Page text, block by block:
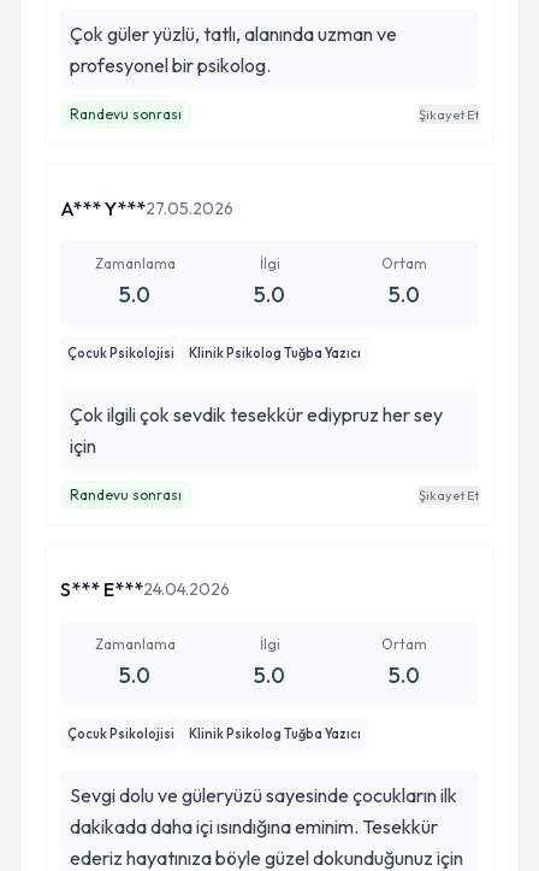
Çok güler yüzlü, tatlı, alanında uzman ve
profesyonel bir psikolog.
Randevu sonrası Şikayet Et
A*** Y***27.05.2026
Zamanlama
5.0
İlgi
5.0
Ortam
5.0
Çocuk Psikolojisi Klinik Psikolog Tuğba Yazıcı
Çok ilgili çok sevdik tesekkür ediypruz her sey
için
Randevu sonrası Şikayet Et
S*** E***24.04.2026
Zamanlama
5.0
İlgi
5.0
Ortam
5.0
Çocuk Psikolojisi Klinik Psikolog Tuğba Yazıcı
Sevgi dolu ve güleryüzü sayesinde çocukların ilk
dakikada daha içi ısındığına eminim. Tesekkür
ederiz hayatınıza böyle güzel dokunduğunuz için